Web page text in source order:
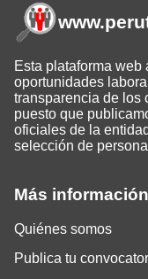
Más información
Quiénes somos
Publica tu
Esta plataforma
oportunidades
transparencia de los
puesto que
oficiales de la
selección de